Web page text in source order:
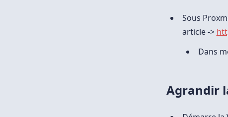
Sous
article ->
Dans
Agrandir